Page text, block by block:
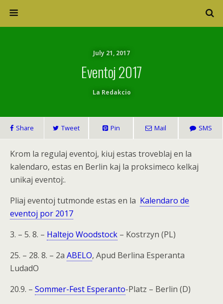
July 21, 2017
Eventoj 2017
La Redakcio
Share Tweet Pin Mail SMS
Krom la regulaj eventoj, kiuj estas troveblaj en la
kalendaro, estas en Berlin kaj la proksimeco kelkaj
unikaj eventoj:.
Pliaj eventoj tutmonde estas en la Kalendaro de
eventoj por 2017
3. – 5. 8. – Haltejo Woodstock – Kostrzyn (PL)
25. – 28. 8. – 2a ABELO, Apud Berlina Esperanta
LudadO
20.9. – Sommer-Fest Esperanto-Platz – Berlin (D)